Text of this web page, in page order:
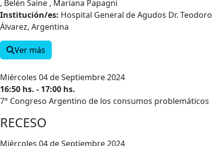
, Belén Saine , Mariana Papagni
Institución/es: Hospital General de Agudos Dr. Teodoro
Álvarez, Argentina
Ver más
Miércoles 04 de Septiembre 2024
16:50 hs. - 17:00 hs.
7° Congreso Argentino de los consumos problemáticos
RECESO
Miércoles 04 de Septiembre 2024